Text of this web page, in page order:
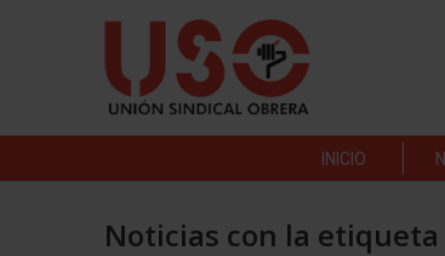
INICIO
Noticias con la etiqueta